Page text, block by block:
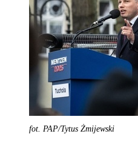
fot. PAP/Tytus Żmijewski